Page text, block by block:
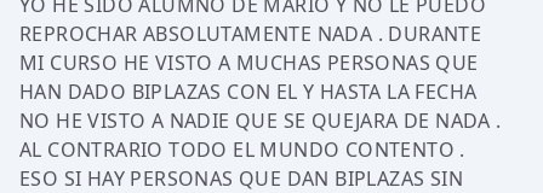
REPROCHAR ABSOLUTAMENTE NADA . DURANTE
MI CURSO HE VISTO A MUCHAS PERSONAS QUE
HAN DADO BIPLAZAS CON EL Y HASTA LA FECHA
NO HE VISTO A NADIE QUE SE QUEJARA DE NADA .
AL CONTRARIO TODO EL MUNDO CONTENTO .
ESO SI HAY PERSONAS QUE DAN BIPLAZAS SIN